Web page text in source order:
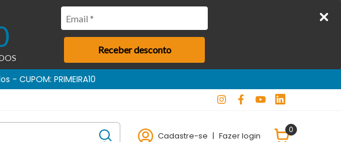
Receber desconto
Cadastre-se | Fazer login
0